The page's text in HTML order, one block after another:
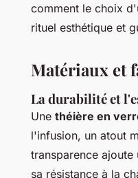
comment le choix
rituel esthétique et
Matériaux et
La durabilité et
Une théière en
l'infusion, un atout
transparence
sa résistance à la